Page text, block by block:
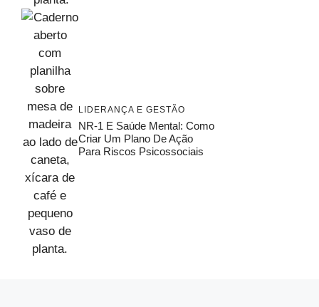
LIDERANÇA E GESTÃO
NR-1 E Saúde Mental: Como
Criar Um Plano De Ação
Para Riscos Psicossociais